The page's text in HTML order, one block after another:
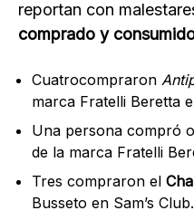
reportan con
comprado y
Cuatrocompraron
marca Fratelli Beretta
Una persona compró
de la marca Fratelli
Tres compraron el
Busseto en Sam’s Club.